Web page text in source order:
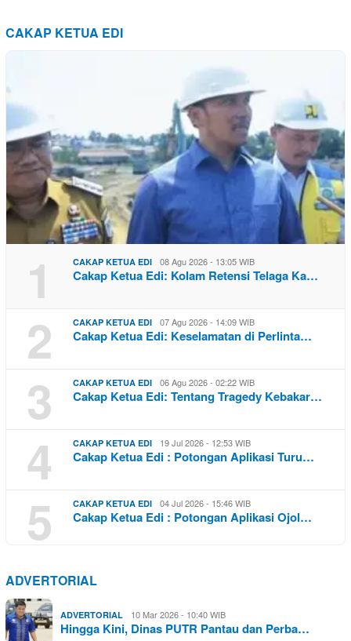
CAKAP KETUA EDI
1 CAKAP KETUA EDI 08 Agu 2026 - 13:05 WIB
Cakap Ketua Edi: Kolam Retensi Telaga Ka…
2 CAKAP KETUA EDI 07 Agu 2026 - 14:09 WIB
Cakap Ketua Edi: Keselamatan di Perlinta…
3 CAKAP KETUA EDI 06 Agu 2026 - 02:22 WIB
Cakap Ketua Edi: Tentang Tragedy Kebakar…
4 CAKAP KETUA EDI 19 Jul 2026 - 12:53 WIB
Cakap Ketua Edi : Potongan Aplikasi Turu…
5 CAKAP KETUA EDI 04 Jul 2026 - 15:46 WIB
Cakap Ketua Edi : Potongan Aplikasi Ojol…
ADVERTORIAL
ADVERTORIAL 10 Mar 2026 - 10:40 WIB
Hingga Kini, Dinas PUTR Pantau dan Perba…